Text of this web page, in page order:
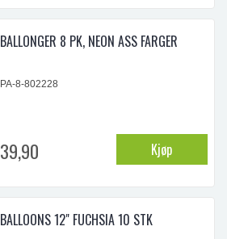
BALLONGER 8 PK, NEON ASS FARGER
PA-8-802228
39,90 Kjøp
BALLOONS 12" FUCHSIA 10 STK